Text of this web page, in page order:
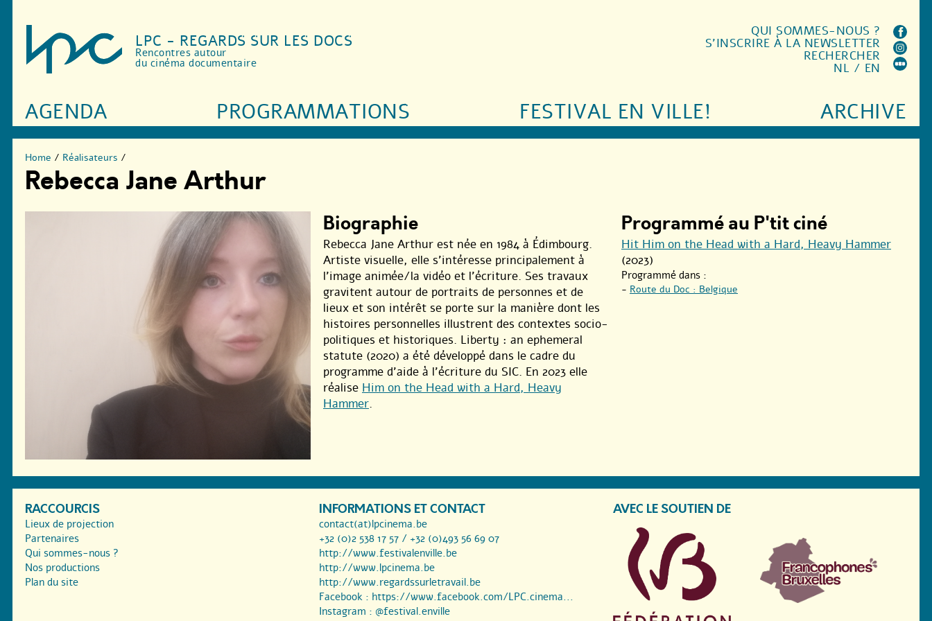
LPC - REGARDS SUR LES DOCS
Rencontres autour
du cinéma documentaire
AGENDA PROGRAMMATIONS FESTIVAL EN VILLE! ARCHIVE
QUI SOMMES-NOUS ?
S'INSCRIRE À LA NEWSLETTER
RECHERCHER
NL / EN
Home / Réalisateurs /
Rebecca Jane Arthur
Biographie
Rebecca Jane Arthur est née en 1984 à Édimbourg.
Artiste visuelle, elle s’intéresse principalement à
l’image animée/la vidéo et l’écriture. Ses travaux
gravitent autour de portraits de personnes et de
lieux et son intérêt se porte sur la manière dont les
histoires personnelles illustrent des contextes socio-
politiques et historiques. Liberty : an ephemeral
statute (2020) a été développé dans le cadre du
programme d’aide à l’écriture du SIC. En 2023 elle
réalise Him on the Head with a Hard, Heavy
Hammer.
Programmé au P'tit ciné
Hit Him on the Head with a Hard, Heavy Hammer
(2023)
Programmé dans :
- Route du Doc : Belgique
RACCOURCIS
Lieux de projection
Partenaires
Qui sommes-nous ?
Nos productions
Plan du site
INFORMATIONS ET CONTACT
contact(at)lpcinema.be
+32 (0)2 538 17 57 / +32 (0)493 56 69 07
http://www.festivalenville.be
http://www.lpcinema.be
http://www.regardssurletravail.be
Facebook : https://www.facebook.com/LPC.cinema...
Instagram : @festival.enville
AVEC LE SOUTIEN DE